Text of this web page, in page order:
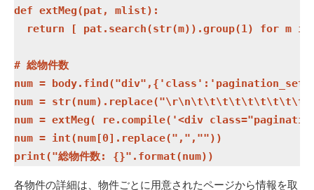
def extMeg(pat, mlist):
return [ pat.search(str(m)).group(1) for m in
# 総物件数
num =
num =
num = extMeg( re.compile('<div
num = int(num[0].replace(",",""))
各物件の詳細は、物件ごとに用意されたページから情報を取